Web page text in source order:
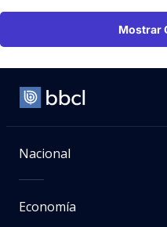
Mostrar
Nacional
Economía